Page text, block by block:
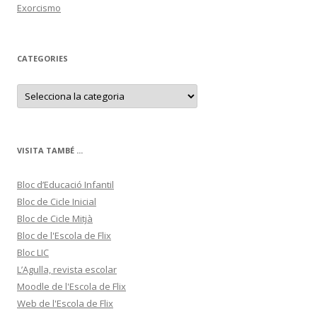
Exorcismo
CATEGORIES
C
t
r
i
VISITA TAMBÉ ...
Bloc d’Educació Infantil
Bloc de Cicle Inicial
Bloc de Cicle Mitjà
Bloc de l'Escola de Flix
Bloc LIC
L’Agulla, revista escolar
Moodle de l'Escola de Flix
Web de l'Escola de Flix